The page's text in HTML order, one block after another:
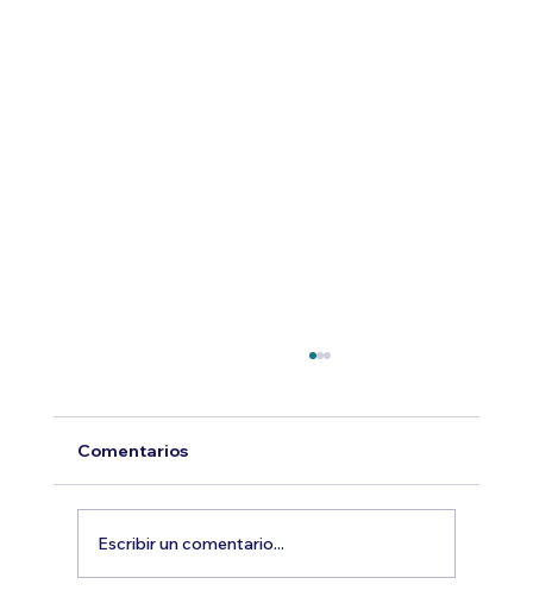
Comentarios
Escribir un comentario...